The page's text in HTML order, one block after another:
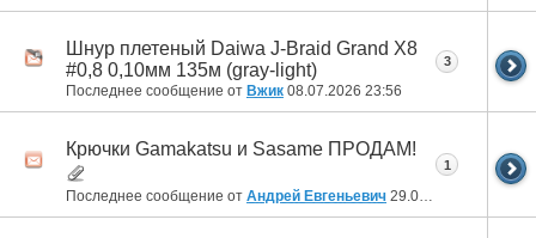
Шнур плетеный Daiwa J-Braid Grand X8
#0,8 0,10мм 135м (gray-light)
Последнее сообщение от Вжик 08.07.2026 23:56
3
Крючки Gamakatsu и Sasame ПРОДАМ!
Последнее сообщение от Андрей Евгеньевич 29.06.2026
1